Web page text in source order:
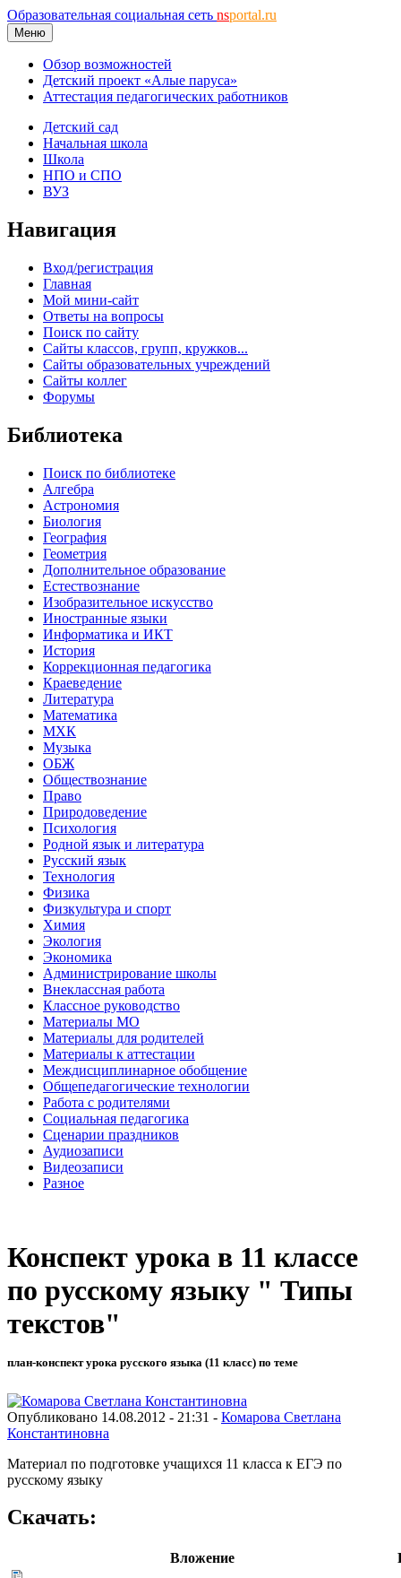
Образовательная социальная сеть nsportal.ru
Меню
Обзор возможностей
Детский проект «Алые паруса»
Аттестация педагогических работников
Детский сад
Начальная школа
Школа
НПО и СПО
ВУЗ
Навигация
Вход/регистрация
Главная
Мой мини-сайт
Ответы на вопросы
Поиск по сайту
Сайты классов, групп, кружков...
Сайты образовательных учреждений
Сайты коллег
Форумы
Библиотека
Поиск по библиотеке
Алгебра
Астрономия
Биология
География
Геометрия
Дополнительное образование
Естествознание
Изобразительное искусство
Иностранные языки
Информатика и ИКТ
История
Коррекционная педагогика
Краеведение
Литература
Математика
МХК
Музыка
ОБЖ
Обществознание
Право
Природоведение
Психология
Родной язык и литература
Русский язык
Технология
Физика
Физкультура и спорт
Химия
Экология
Экономика
Администрирование школы
Внеклассная работа
Классное руководство
Материалы МО
Материалы для родителей
Материалы к аттестации
Междисциплинарное обобщение
Общепедагогические технологии
Работа с родителями
Социальная педагогика
Сценарии праздников
Аудиозаписи
Видеозаписи
Разное
Конспект урока в 11 классе
по русскому языку " Типы
текстов"
план-конспект урока русского языка (11 класс) по теме
Опубликовано 14.08.2012 - 21:31 - Комарова Светлана
Константиновна
Материал по подготовке учащихся 11 класса к ЕГЭ по
русскому языку
Скачать:
Вложение